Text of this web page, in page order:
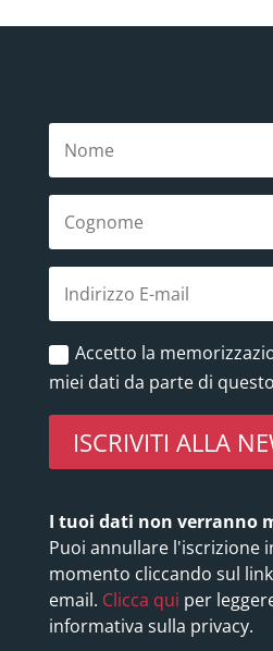
Accetto la
miei dati da parte di
ISCRIVITI ALLA
I tuoi dati non verranno
Puoi annullare l'iscrizione
momento cliccando sul
email. Clicca qui per
informativa sulla privacy.